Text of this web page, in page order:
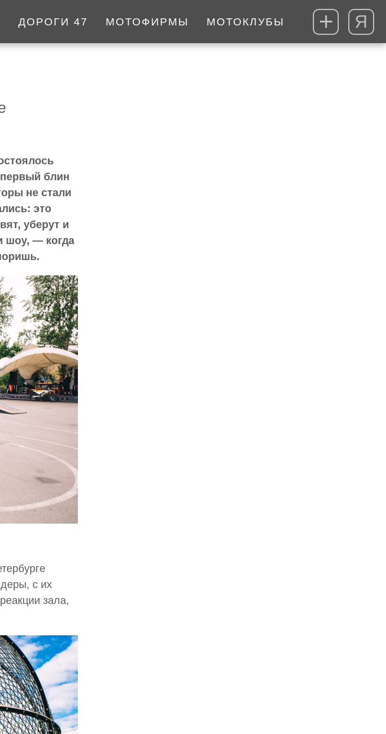
Я
ДОРОГИ 47 МОТОФИРМЫ МОТОКЛУБЫ
блин
не стали
это
уберут и
шоу, — когда
с их
зала,